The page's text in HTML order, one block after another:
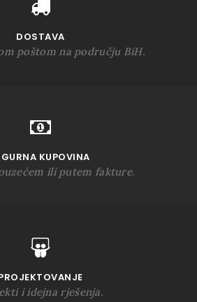
DOSTAVA
poštom na području BiH.
KUPOVINA
ili putem fakture.
i idejna rješenja.